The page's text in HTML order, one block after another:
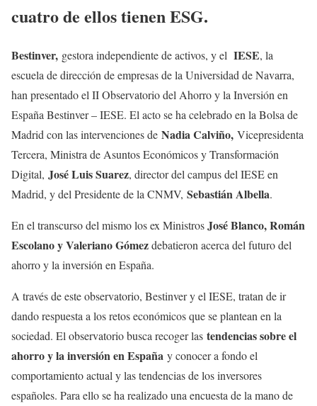
cuatro de ellos tienen ESG.
Bestinver, gestora independiente de activos, y el IESE, la
escuela de dirección de empresas de la Universidad de Navarra,
han presentado el II Observatorio del Ahorro y la Inversión en
España Bestinver – IESE. El acto se ha celebrado en la Bolsa de
Madrid con las intervenciones de Nadia Calviño, Vicepresidenta
Tercera, Ministra de Asuntos Económicos y Transformación
Digital, José Luis Suarez, director del campus del IESE en
Madrid, y del Presidente de la CNMV, Sebastián Albella.
En el transcurso del mismo los ex MinistrosJosé Blanco, Román
Escolano y Valeriano Gómezdebatieron acerca del futuro del
ahorro y la inversión en España.
A través de este observatorio, Bestinver y el IESE, tratan de ir
dando respuesta a los retos económicos que se plantean en la
sociedad. El observatorio busca recoger las tendencias sobre el
ahorro y la inversión en España y conocer a fondo el
comportamiento actual y las tendencias de los inversores
españoles. Para ello se ha realizado una encuesta de la mano de